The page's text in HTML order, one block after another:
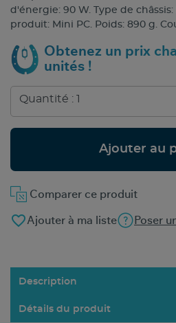
d'énergie: 90 W. Type de châssis:
produit: Mini PC. Poids: 890 g.
Obtenez un prix
unités !
Ajouter au
favorite_borderAjouter à ma liste Poser
Comparer ce produit
Description
Détails du produit